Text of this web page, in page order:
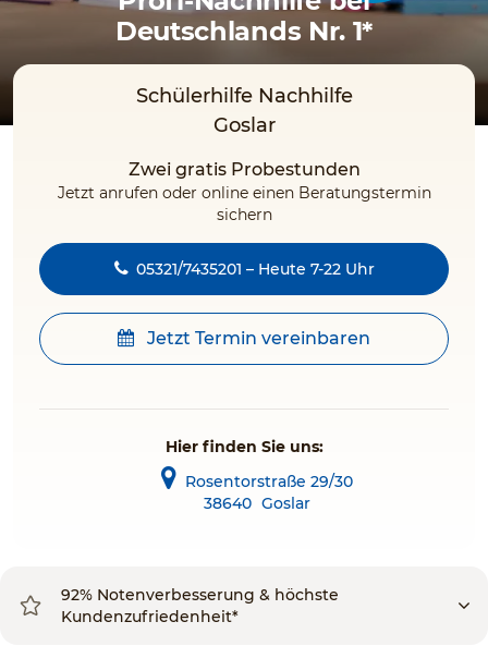
Deutschlands Nr. 1*
Schülerhilfe Nachhilfe
Goslar
Zwei gratis Probestunden
Jetzt anrufen oder online einen Beratungstermin
sichern
05321/7435201 – Heute 7-22 Uhr
Jetzt Termin vereinbaren
Hier finden Sie uns:
Rosentorstraße 29/30
38640 Goslar
92% Notenverbesserung & höchste
Kundenzufriedenheit*